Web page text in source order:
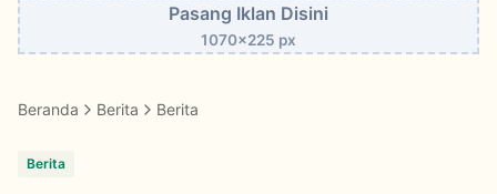
Pasang Iklan Disini
1070x225 px
Beranda Berita Berita
Berita